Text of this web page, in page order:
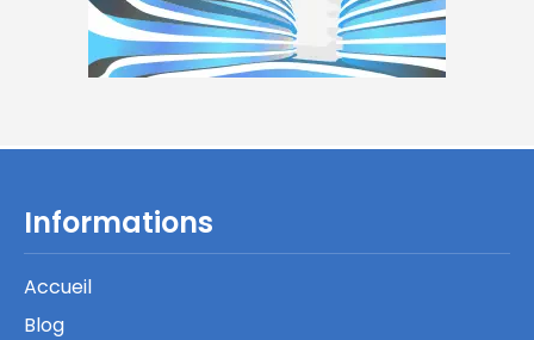
Informations
Accueil
Blog